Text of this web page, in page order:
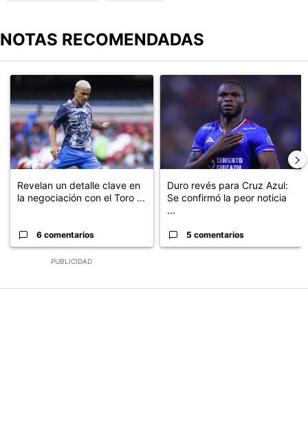
NOTAS RECOMENDADAS
PUBLICIDAD
Un artículo de tendencia con el título "Revelan un detalle clave
Revelan un detalle clave en
la negociación con el Toro ...
6 comentarios
Un artículo de tendencia con
Duro revés para Cruz Azul:
Se confirmó la peor noticia
...
5 comentarios